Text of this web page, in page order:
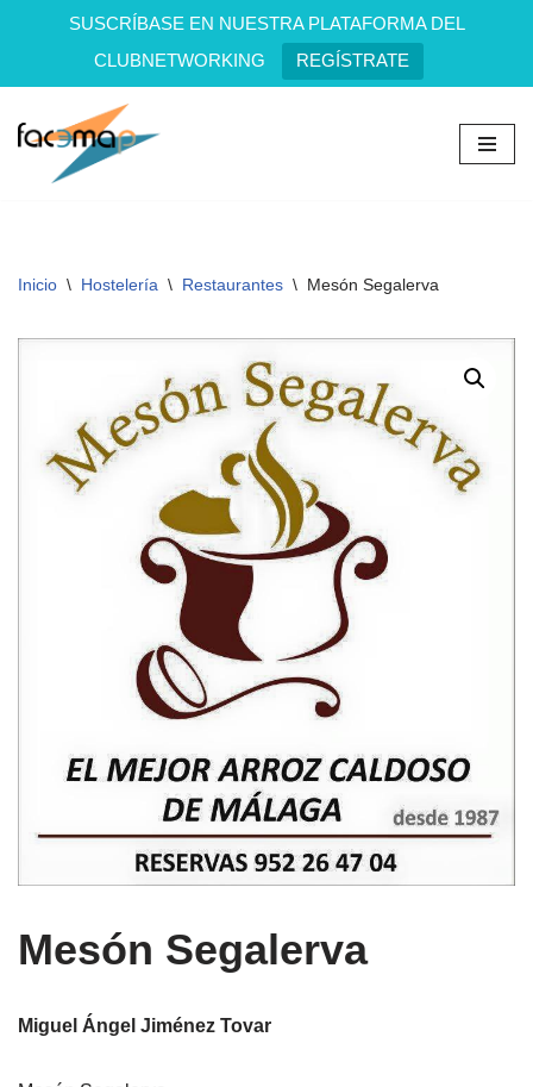
SUSCRÍBASE EN NUESTRA PLATAFORMA DEL
CLUBNETWORKING
REGÍSTRATE
Saltar
Inicio \ Hostelería \ Restaurantes \ Mesón Segalerva
Mesón Segalerva
Miguel Ángel Jiménez Tovar